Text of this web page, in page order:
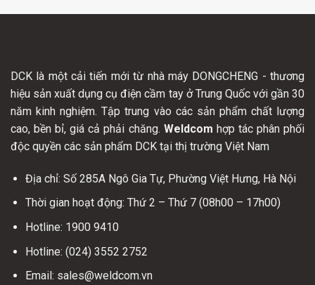
DCK là một cải tiến mới từ nhà máy DONGCHENG - thương
hiệu sản xuất dụng cụ điện cầm tay ở Trung Quốc với gần 30
năm kinh nghiệm. Tập trung vào các sản phẩm chất lượng
cao, bền bỉ, giá cả phải chăng. Weldcom hợp tác phân phối
độc quyền các sản phẩm DCK tại thị trường Việt Nam
Địa chỉ: Số 285A Ngô Gia Tự, Phường Việt Hưng, Hà Nội
Thời gian hoạt động: Thứ 2 – Thứ 7 (08h00 – 17h00)
Hotline: 1900 9410
Hotline: (024) 3552 2752
Email: sales@weldcom.vn